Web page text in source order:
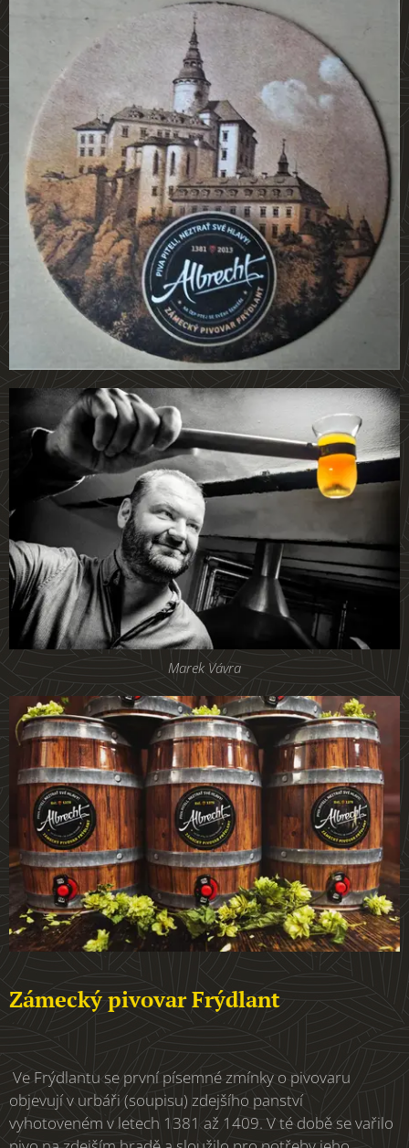
Marek Vávra
Zámecký pivovar Frýdlant
Ve Frýdlantu se první písemné zmínky o pivovaru
objevují v urbáři (soupisu) zdejšího panství
vyhotoveném v letech 1381 až 1409. V té době se vařilo